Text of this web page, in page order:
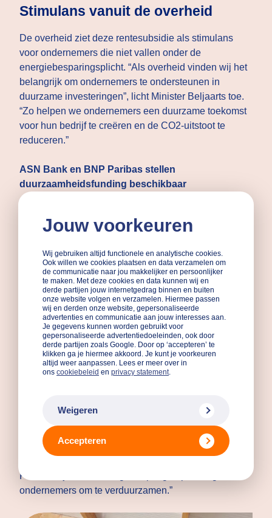
Jouw voorkeuren
Wij gebruiken altijd functionele en analytische cookies.
Ook willen we cookies plaatsen en data verzamelen om
de communicatie naar jou makkelijker en persoonlijker
te maken. Met deze cookies en data kunnen wij en
derde partijen jouw internetgedrag binnen en buiten
onze website volgen en verzamelen. Hiermee passen
wij en derden onze website, gepersonaliseerde
advertenties en communicatie aan jouw interesses aan.
Je gegevens kunnen worden gebruikt voor
gepersonaliseerde advertentiedoeleinden, ook door
derde partijen zoals Google. Door op ‘accepteren’ te
klikken ga je hiermee akkoord. Je kunt je voorkeuren
altijd weer aanpassen. Lees er meer over in
ons cookiebeleid en privacy statement.
Weigeren
Accepteren
Stimulans vanuit de overheid
De overheid ziet deze rentesubsidie als stimulans
voor ondernemers die niet vallen onder de
energiebesparingsplicht. “Als overheid vinden wij het
belangrijk om ondernemers te ondersteunen in
duurzame investeringen”, licht Minister Beljaarts toe.
“Zo helpen we ondernemers een duurzame toekomst
voor hun bedrijf te creëren en de CO2-uitstoot te
reduceren.”
ASN Bank en BNP Paribas stellen
duurzaamheidsfunding beschikbaar
uitbreiding met de MKB Duurzaamheidslening is een
Koornneef, directeur ASN Bank: “We zijn trots op deze
unieke samenwerking met Qredits en het ministerie
van Economische Zaken. Vanuit onze missie willen
we duurzaamheid bereikbaar maken voor iedereen.
Dankzij Qredits wordt het toegankelijker voor mkb-
ondernemers om een lening af te sluiten en de stap te
nemen om verduurzamingsmaatregelen te treffen. Zo
versnellen we gezamenlijk de energietransitie.”
snel uitgegroeid tot een belangrijke partner in de
duurzame strategie waarin vergroten van de financiële
toegankelijkheid een grote rol speelt. Met de MKB
Paribas bij aan een laagdrempelige oplossing voor
ondernemers om te verduurzamen.”